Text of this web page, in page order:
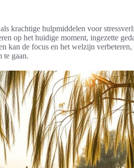
krachtige hulpmiddelen voor
op het huidige moment, ingezette
kan de focus en het welzijn verbeteren,
te gaan.